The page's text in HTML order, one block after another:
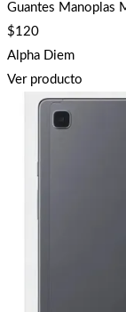
Guantes Manoplas
$120
Alpha Diem
Ver producto